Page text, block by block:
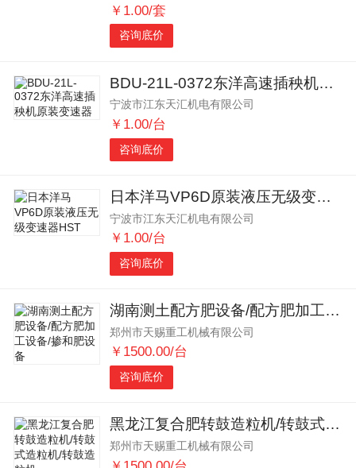
￥1.00/套
咨询底价
BDU-21L-0372东洋高速插秧机原装变速器
宁波市江东天汇机电有限公司
￥1.00/台
咨询底价
日本洋马VP6D原装液压无级变速器HST
宁波市江东天汇机电有限公司
￥1.00/台
咨询底价
湖南测土配方肥设备/配方肥加工设备/掺和肥设备
郑州市天赐重工机械有限公司
￥1500.00/台
咨询底价
黑龙江复合肥转鼓造粒机/转鼓式造粒机/转鼓造粒机
郑州市天赐重工机械有限公司